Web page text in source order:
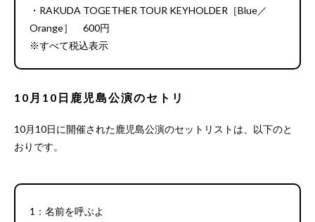
・RAKUDA TOGETHER TOUR KEYHOLDER［Blue／
Orange］ 600円
※すべて税込表示
10月10日鹿児島公演のセトリ
10月10日に開催された鹿児島公演のセットリストは、以下のと
おりです。
1：名前を呼ぶよ